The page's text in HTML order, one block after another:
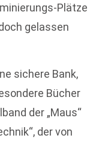
Plätze
gelassen
sichere Bank,
Bücher
der „Maus“
der von